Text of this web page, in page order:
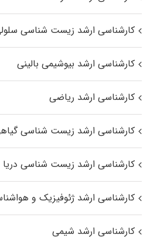
کارشناسی ارشد زیست شناسی
کارشناسی ارشد بیوشیمی بالینی
کارشناسی ارشد ریاضی
کارشناسی ارشد زیست‌ شناسی
کارشناسی ارشد زیست‌ شناسی دریا
کارشناسی ارشد ژئوفیزیک و
کارشناسی ارشد شیمی